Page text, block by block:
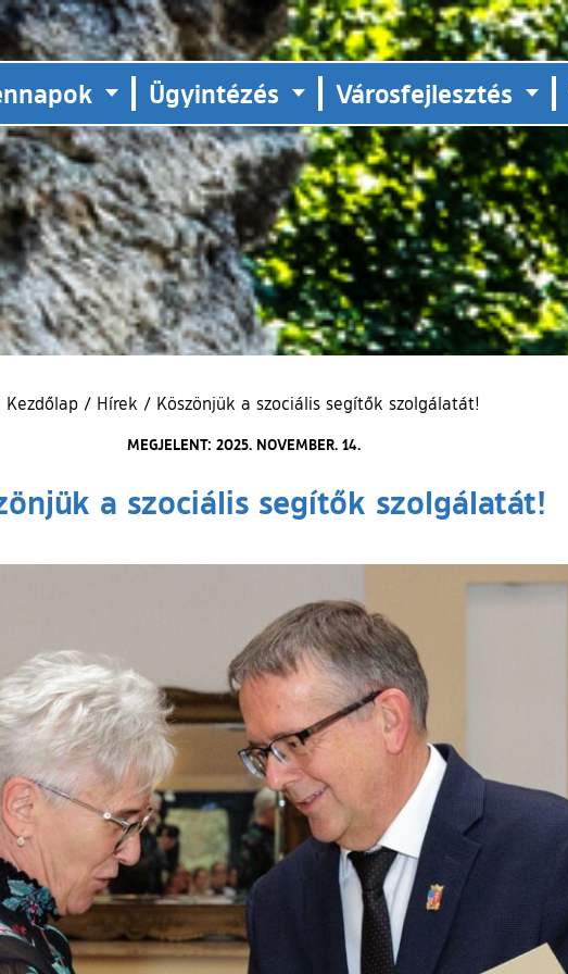
Ügyintézés Városfejlesztés
Kezdőlap / Hírek / Köszönjük a szociális segítők szolgálatát!
MEGJELENT: 2025. NOVEMBER. 14.
a szociális segítők szolgálatát!